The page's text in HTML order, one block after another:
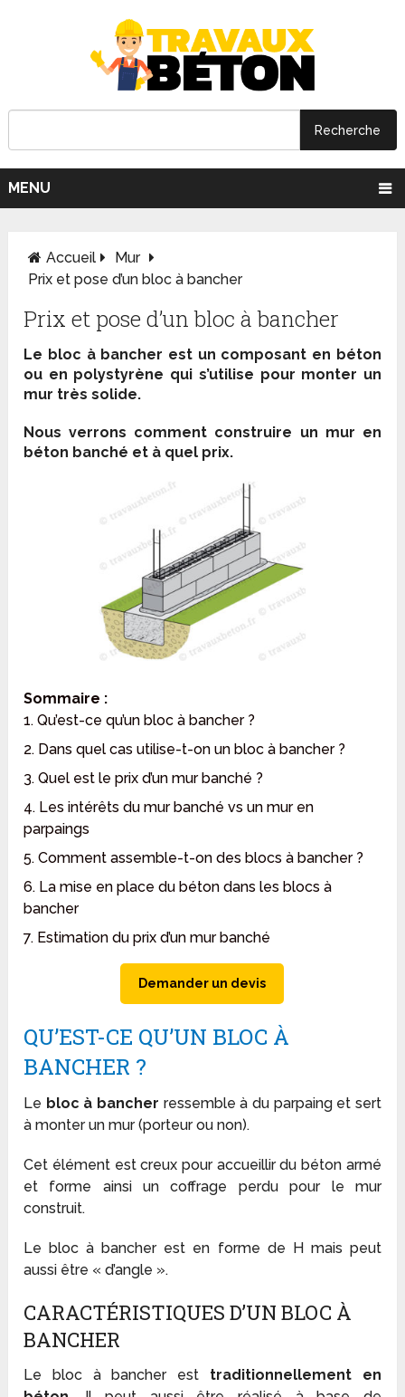
MENU
Accueil
Mur
Prix et pose d’un bloc à bancher
Prix et pose d’un bloc à bancher
Le bloc à bancher est un composant en béton
ou en polystyrène qui s’utilise pour monter un
mur très solide.
Nous verrons comment construire un mur en
béton banché et à quel prix.
Sommaire :
1. Qu’est-ce qu’un bloc à bancher ?
2. Dans quel cas utilise-t-on un bloc à bancher ?
3. Quel est le prix d’un mur banché ?
4. Les intérêts du mur banché vs un mur en
parpaings
5. Comment assemble-t-on des blocs à bancher ?
6. La mise en place du béton dans les blocs à
bancher
7. Estimation du prix d’un mur banché
Demander un devis
QU’EST-CE QU’UN BLOC À
BANCHER ?
Le bloc à bancher ressemble à du parpaing et sert
à monter un mur (porteur ou non).
Cet élément est creux pour accueillir du béton armé
et forme ainsi un coffrage perdu pour le mur
construit.
Le bloc à bancher est en forme de H mais peut
aussi être « d’angle ».
CARACTÉRISTIQUES D’UN BLOC À
BANCHER
Le bloc à bancher est traditionnellement en